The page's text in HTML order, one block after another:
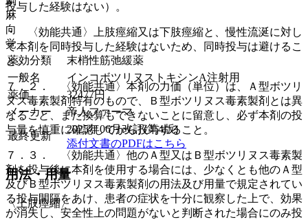
投与した経験はない）。
・ 〈効能共通〉上肢痙縮又は下肢痙縮と、慢性流涎に対し
て本剤を同時投与した経験はないため、同時投与は避けるこ
と。
７．２． 〈効能共通〉本剤の力価（単位）は、Ａ型ボツリ
ヌス毒素製剤特有のもので、Ｂ型ボツリヌス毒素製剤とは異
なること、また換算もできないことに留意し、必ず本剤の投
与量を慎重に確認してから投与すること。
７．３． 〈効能共通〉他のＡ型又はＢ型ボツリヌス毒素製
剤を投与後に本剤を使用する場合には、少なくとも他のＡ型
及びＢ型ボツリヌス毒素製剤の用法及び用量で規定されてい
る投与間隔をあけ、患者の症状を十分に観察した上で、効果
が消失し、安全性上の問題がないと判断された場合にのみ投
麻
向
覚
薬効分類
末梢性筋弛緩薬
一般名
インコボツリヌストキシンA注射用
薬価
32477円
メーカー
帝人ファーマ
最終更新
2025年06月改訂(第4版)
添付文書のPDFはこちら
用法・用量
〈上肢痙縮〉